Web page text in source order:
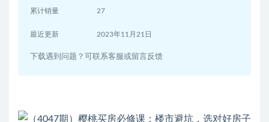
累计销量 27
最近更新 2023年11月21日
下载遇到问题？可联系客服或留言反馈